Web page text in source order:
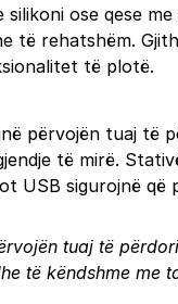
ose qese
rehatshëm.
të plotë.
përvojën tuaj
të mirë.
sigurojnë
tuaj të
të këndshme me